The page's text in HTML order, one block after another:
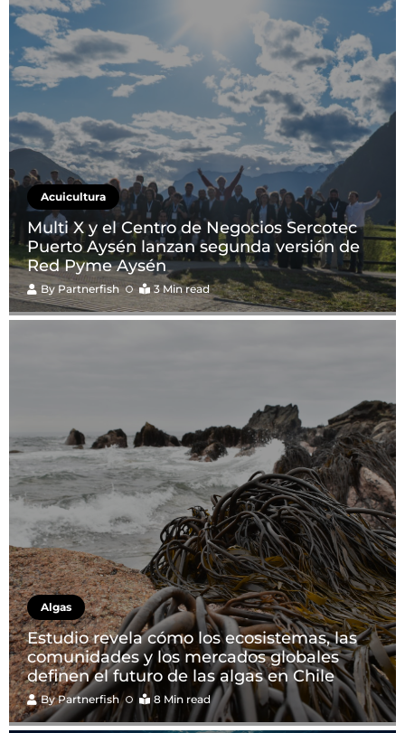
Acuicultura
Multi X y el Centro de Negocios Sercotec
Puerto Aysén lanzan segunda versión de
Red Pyme Aysén
By Partnerfish 3 Min read
Algas
Estudio revela cómo los ecosistemas, las
comunidades y los mercados globales
definen el futuro de las algas en Chile
ByPartnerfish 8 Min read